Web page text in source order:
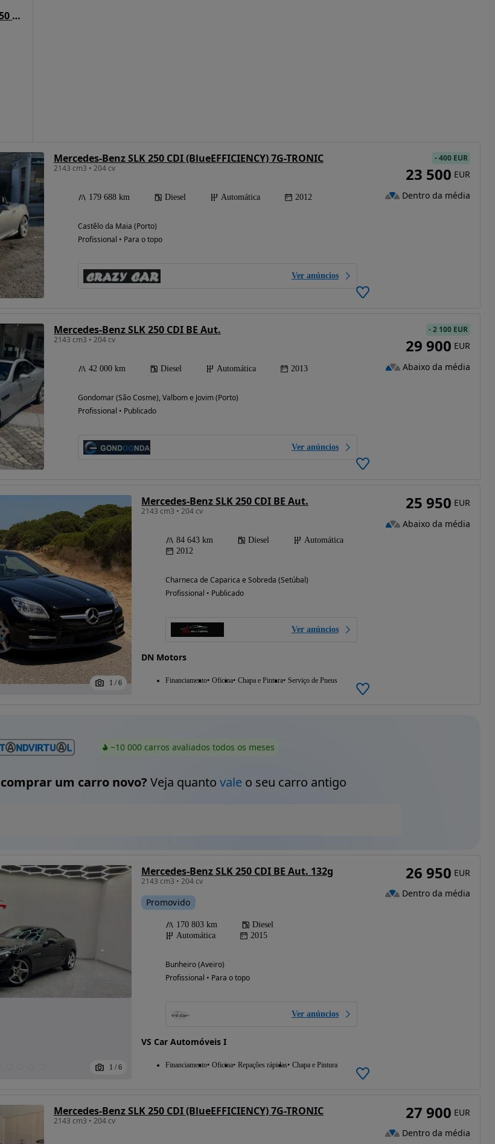
Possibilidade de
financiamento
Mercedes-Benz SLK 250 CDI BE Aut. 132g
Mercedes-Benz SLK 250 CDI (BlueEFFICIENCY) 7G-TRONIC
2143 cm3 • 204 cv
179 688 km Diesel Automática 2012
Castêlo da Maia (Porto)
Profissional • Para o topo
Ver anúncios
-400 EUR
23 500 EUR
Dentro da média
Mercedes-Benz SLK 250 CDI BE Aut.
2143 cm3 • 204 cv
42 000 km Diesel Automática 2013
Gondomar (São Cosme), Valbom e Jovim (Porto)
Profissional • Publicado
Ver anúncios
-2 100 EUR
29 900 EUR
Abaixo da média
1 / 6
Mercedes-Benz SLK 250 CDI BE Aut.
2143 cm3 • 204 cv
84 643 km Diesel
Automática
2012
Charneca de Caparica e Sobreda (Setúbal)
Profissional • Publicado
Ver anúncios
DN Motors
Financiamento Oficina Chapa e Pintura Serviço de Pneus
25 950 EUR
Abaixo da média
~10 000 carros avaliados todos os meses
um carro novo? Veja quanto valeo seu carro antigo
1 / 6
Mercedes-Benz SLK 250 CDI BE Aut. 132g
2143 cm3 • 204 cv
Promovido
170 803 km
Diesel
Automática
2015
Bunheiro (Aveiro)
Profissional • Para o topo
Ver anúncios
VS Car Automóveis I
Financiamento Oficina Repações rápidas Chapa e Pintura
26 950 EUR
Dentro da média
Mercedes-Benz SLK 250 CDI (BlueEFFICIENCY) 7G-TRONIC
2143 cm3 • 204 cv 27 900 EUR
Dentro da média